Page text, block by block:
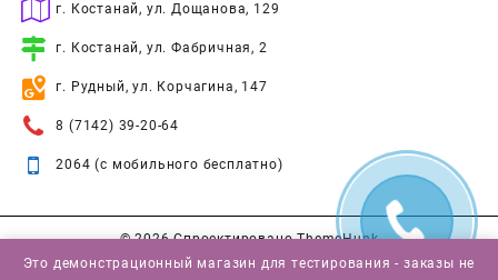
г. Костанай, ул. Дощанова, 129
г. Костанай, ул. Фабричная, 2
г. Рудный, ул. Корчагина, 147
8 (7142) 39-20-64
2064 (с мобильного бесплатно)
© 2026Спроектировано ThemeHunk
Это демонстрационный магазин для тестирования - заказы не